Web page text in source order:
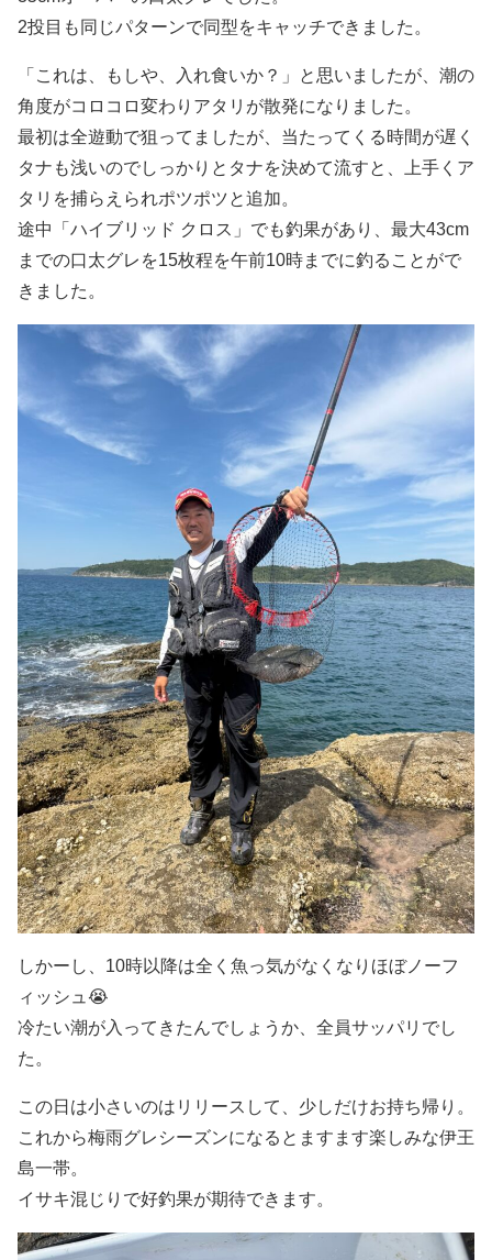
2投目も同じパターンで同型をキャッチできました。
「これは、もしや、入れ食いか？」と思いましたが、潮の
角度がコロコロ変わりアタリが散発になりました。
最初は全遊動で狙ってましたが、当たってくる時間が遅く
タナも浅いのでしっかりとタナを決めて流すと、上手くア
タリを捕らえられポツポツと追加。
途中「ハイブリッド クロス」でも釣果があり、最大43cm
までの口太グレを15枚程を午前10時までに釣ることがで
きました。
しかーし、10時以降は全く魚っ気がなくなりほぼノーフ
ィッシュ😭
冷たい潮が入ってきたんでしょうか、全員サッパリでし
た。
この日は小さいのはリリースして、少しだけお持ち帰り。
これから梅雨グレシーズンになるとますます楽しみな伊王
島一帯。
イサキ混じりで好釣果が期待できます。